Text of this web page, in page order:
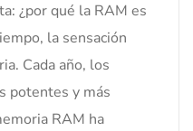
¿por qué la RAM es
la sensación
Cada año, los
potentes y más
RAM ha